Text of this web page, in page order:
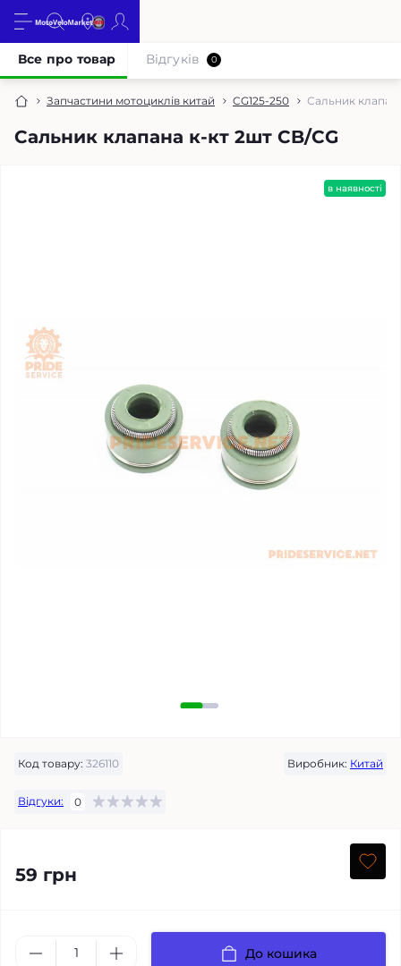
Запчастини мотоциклів китай CG125-250 Сальник
Сальник клапана к-кт 2шт CB/CG
Все про товар Відгуків 0
в наявності
Код товару: 326110 Виробник: Китай
Відгуки: 0
59 грн
До кошика